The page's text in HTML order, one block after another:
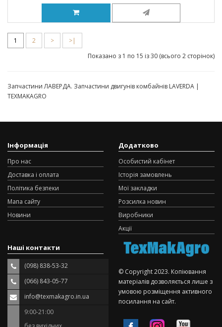
1 2 >
>|
Показано з 1 по 15 із 30 (всього 2 сторінок)
Запчастини ЛАВЕРДА. Запчастини двигунів комбайнів LAVERDA |
TEXMAKAGRO
Інформація
Про нас
Доставка і оплата
Політика безпеки
Мапа сайту
Новини
Додатково
Особистий кабінет
Історія замовлень
Мої закладки
Розсилка новин
Виробники
Акції
Наші контакти
(098) 838-53-32
(066) 843-05-77
info@texmakagro.in.ua
9:00-21:00
© Copyright 2023. Копіювання
матеріалів дозволяється лише з
умовою розміщення активного
посилання на сайт.